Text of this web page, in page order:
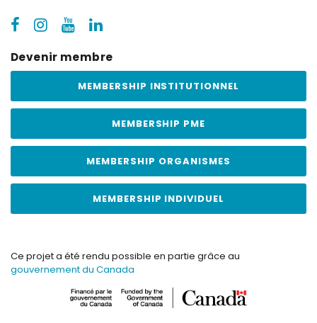
Devenir membre
MEMBERSHIP INSTITUTIONNEL
MEMBERSHIP PME
MEMBERSHIP ORGANISMES
MEMBERSHIP INDIVIDUEL
Ce projet a été rendu possible en partie grâce au
gouvernement du Canada